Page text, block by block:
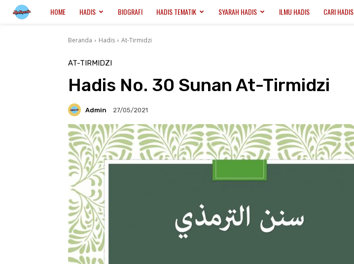
Hadispedia.ID
HOME HADIS BIOGRAFI HADIS TEMATIK SYARAH HADIS ILMU HADIS CARI HADIS
Beranda Hadis At-Tirmidzi
AT-TIRMIDZI
Hadis No. 30 Sunan At-Tirmidzi
Admin 27/05/2021